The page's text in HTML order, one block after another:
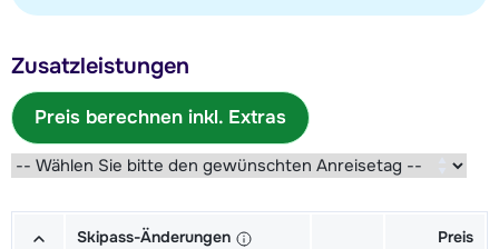
Zusatzleistungen
Preis berechnen inkl. Extras
Skipass-Änderungen Preis